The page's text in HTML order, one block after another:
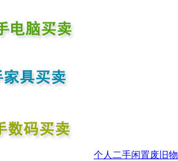
个人二手闲置废旧